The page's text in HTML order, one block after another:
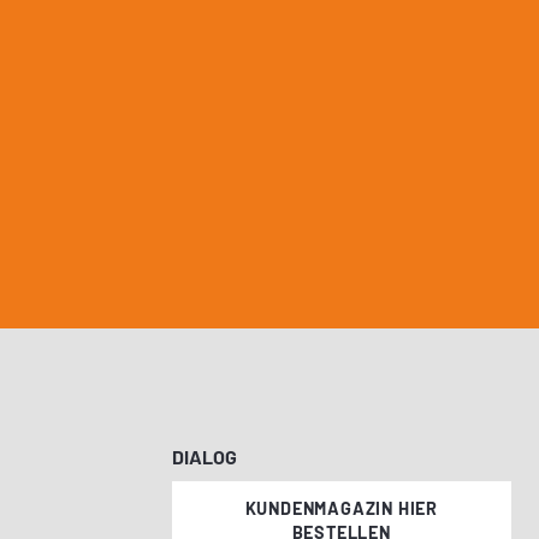
DIALOG
KUNDENMAGAZIN HIER
BESTELLEN